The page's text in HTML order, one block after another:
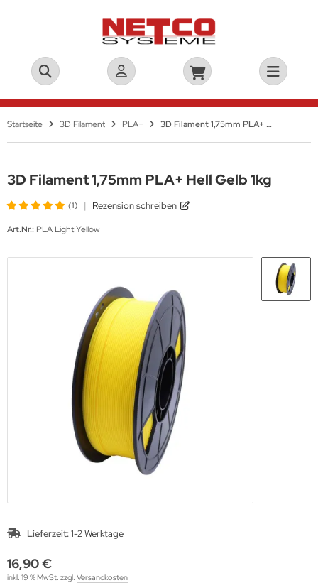
Startseite 3D Filament PLA+ 3D Filament 1,75mm PLA+ Hell Gelb 1kg
3D Filament 1,75mm PLA+ Hell Gelb 1kg
(1) | Rezension schreiben
Art.Nr.: PLA Light Yellow
Lieferzeit:1-2 Werktage
16,90 €
inkl. 19 % MwSt. zzgl. Versandkosten